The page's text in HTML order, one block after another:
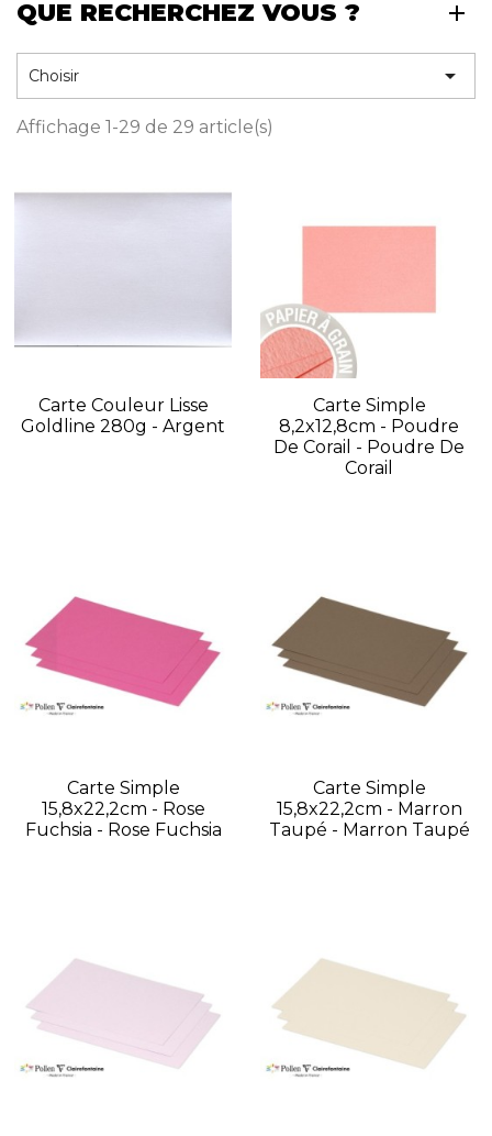
QUE RECHERCHEZ VOUS ?
Choisir 
Affichage 1-29 de 29 article(s)
Carte Couleur Lisse
Goldline 280g - Argent
Carte Simple
8,2x12,8cm - Poudre
De Corail - Poudre De
Corail
Carte Simple
15,8x22,2cm - Rose
Fuchsia - Rose Fuchsia
Carte Simple
15,8x22,2cm - Marron
Taupé - Marron Taupé